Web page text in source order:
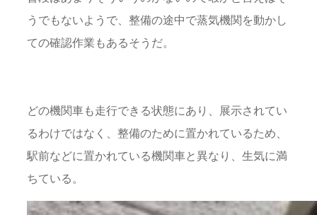
うでもないようで、整備の途中で蒸気機関を動かし
ての確認作業もあるそうだ。
どの機関車も走行できる状態にあり、展示されてい
るわけではなく、整備のために置かれているため、
駅前などに置かれている機関車と異なり、生気に満
ちている。